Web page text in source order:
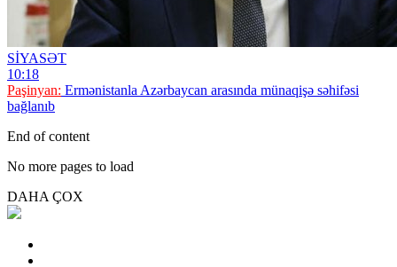
SİYASƏT
10:18
Paşinyan: Ermənistanla Azərbaycan arasında münaqişə səhifəsi
bağlanıb
End of content
No more pages to load
DAHA ÇOX